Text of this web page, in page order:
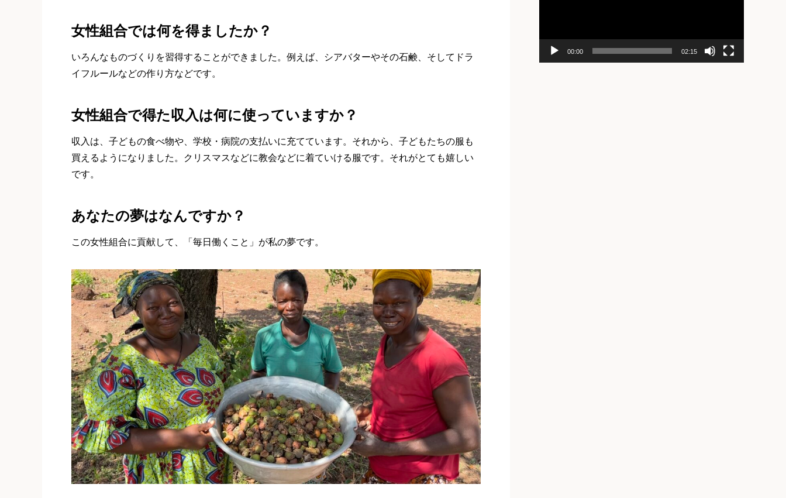
女性組合では何を得ましたか？
いろんなものづくりを習得することができました。例えば、シアバターやその石鹸、そしてドラ
イフルールなどの作り方などです。
女性組合で得た収入は何に使っていますか？
収入は、子どもの食べ物や、学校・病院の支払いに充てています。それから、子どもたちの服も
買えるようになりました。クリスマスなどに教会などに着ていける服です。それがとても嬉しい
です。
あなたの夢はなんですか？
この女性組合に貢献して、「毎日働くこと」が私の夢です。
00:00 02:15